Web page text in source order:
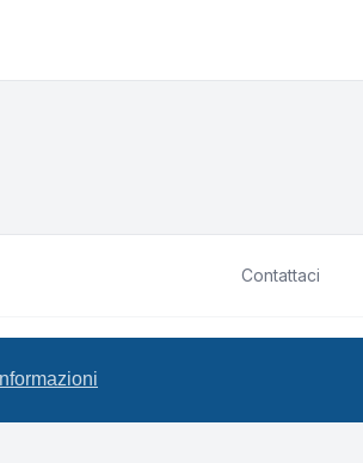
Contattaci